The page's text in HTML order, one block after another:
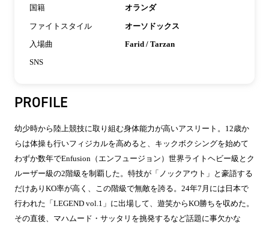
国籍 オランダ
ファイトスタイル オーソドックス
入場曲 Farid / Tarzan
SNS
PROFILE
幼少時から陸上競技に取り組む身体能力が高いアスリート。12歳か
らは体操も行いフィジカルを高めると、キックボクシングを始めて
わずか数年でEnfusion（エンフュージョン）世界ライトヘビー級とク
ルーザー級の2階級を制覇した。特技が「ノックアウト」と豪語する
だけありKO率が高く、この階級で無敵を誇る。24年7月には日本で
行われた「LEGEND vol.1」に出場して、遊笑からKO勝ちを収めた。
その直後、マハムード・サッタリを挑発するなど話題に事欠かな